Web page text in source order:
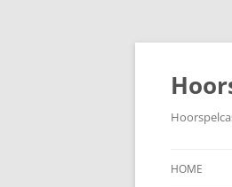
Ga
inhoud
HOME